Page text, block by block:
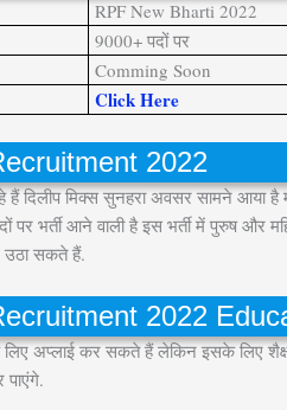
RPF New Bharti 2022
9000+ पदों पर
Comming Soon
Click Here
2022
हैं दिलीप मिक्स सुनहरा अवसर सामने आया है
पर भर्ती आने वाली है इस भर्ती में पुरुष
उठा सकते हैं.
2022
के लिए अप्लाई कर सकते हैं लेकिन इसके
पाएंगे.